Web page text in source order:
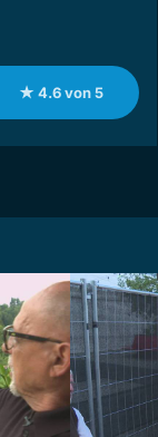
★ 4.6 von 5